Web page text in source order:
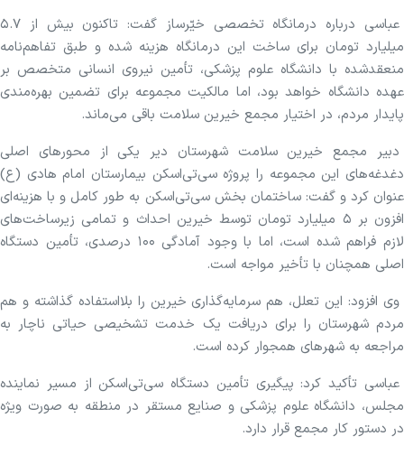
عباسی درباره درمانگاه تخصصی خیّرساز گفت: تاکنون بیش از ۵.۷
میلیارد تومان برای ساخت این درمانگاه هزینه شده و طبق تفاهم‌نامه
منعقدشده با دانشگاه علوم پزشکی، تأمین نیروی انسانی متخصص بر
عهده دانشگاه خواهد بود، اما مالکیت مجموعه برای تضمین بهره‌مندی
پایدار مردم، در اختیار مجمع خیرین سلامت باقی می‌ماند.
دبیر مجمع خیرین سلامت شهرستان دیر یکی از محور‌های اصلی
دغدغه‌های این مجموعه را پروژه سی‌تی‌اسکن بیمارستان امام هادی (ع)
عنوان کرد و گفت: ساختمان بخش سی‌تی‌اسکن به طور کامل و با هزینه‌ای
افزون بر ۵ میلیارد تومان توسط خیرین احداث و تمامی زیرساخت‌های
لازم فراهم شده است، اما با وجود آمادگی ۱۰۰ درصدی، تأمین دستگاه
اصلی همچنان با تأخیر مواجه است.
وی افزود: این تعلل، هم سرمایه‌گذاری خیرین را بلااستفاده گذاشته و هم
مردم شهرستان را برای دریافت یک خدمت تشخیصی حیاتی ناچار به
مراجعه به شهر‌های همجوار کرده است.
عباسی تأکید کرد: پیگیری تأمین دستگاه سی‌تی‌اسکن از مسیر نماینده
مجلس، دانشگاه علوم پزشکی و صنایع مستقر در منطقه به صورت ویژه
در دستور کار مجمع قرار دارد.